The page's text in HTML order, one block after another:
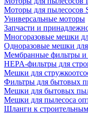
Моторы для пылесосов
Универсальные моторы
Запчасти и
Многоразовые мешки
Одноразовые мешки
Мембранные фильтры и
HEPA-фильтры для
Мешки для
Фильтры для бытовых
Мешки для бытовых
Мешки для пылесоса
Шланги к